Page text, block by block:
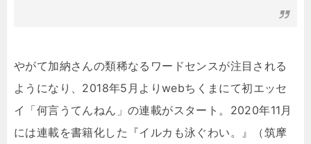
やがて加納さんの類稀なるワードセンスが注目される
ようになり、2018年5月よりwebちくまにて初エッセ
イ「何言うてんねん」の連載がスタート。2020年11月
には連載を書籍化した『イルカも泳ぐわい。』（筑摩